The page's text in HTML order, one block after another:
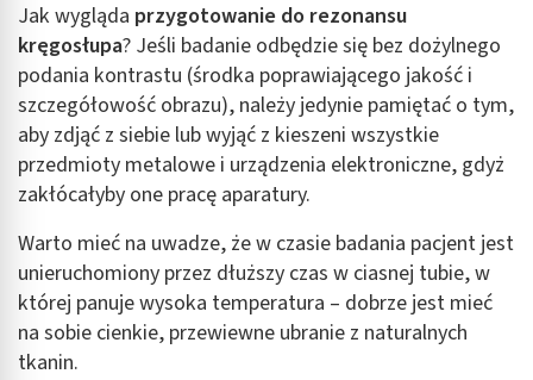
Jak wygląda przygotowanie do rezonansu
kręgosłupa? Jeśli badanie odbędzie się bez dożylnego
podania kontrastu (środka poprawiającego jakość i
szczegółowość obrazu), należy jedynie pamiętać o tym,
aby zdjąć z siebie lub wyjąć z kieszeni wszystkie
przedmioty metalowe i urządzenia elektroniczne, gdyż
zakłócałyby one pracę aparatury.
Warto mieć na uwadze, że w czasie badania pacjent jest
unieruchomiony przez dłuższy czas w ciasnej tubie, w
której panuje wysoka temperatura – dobrze jest mieć
na sobie cienkie, przewiewne ubranie z naturalnych
tkanin.